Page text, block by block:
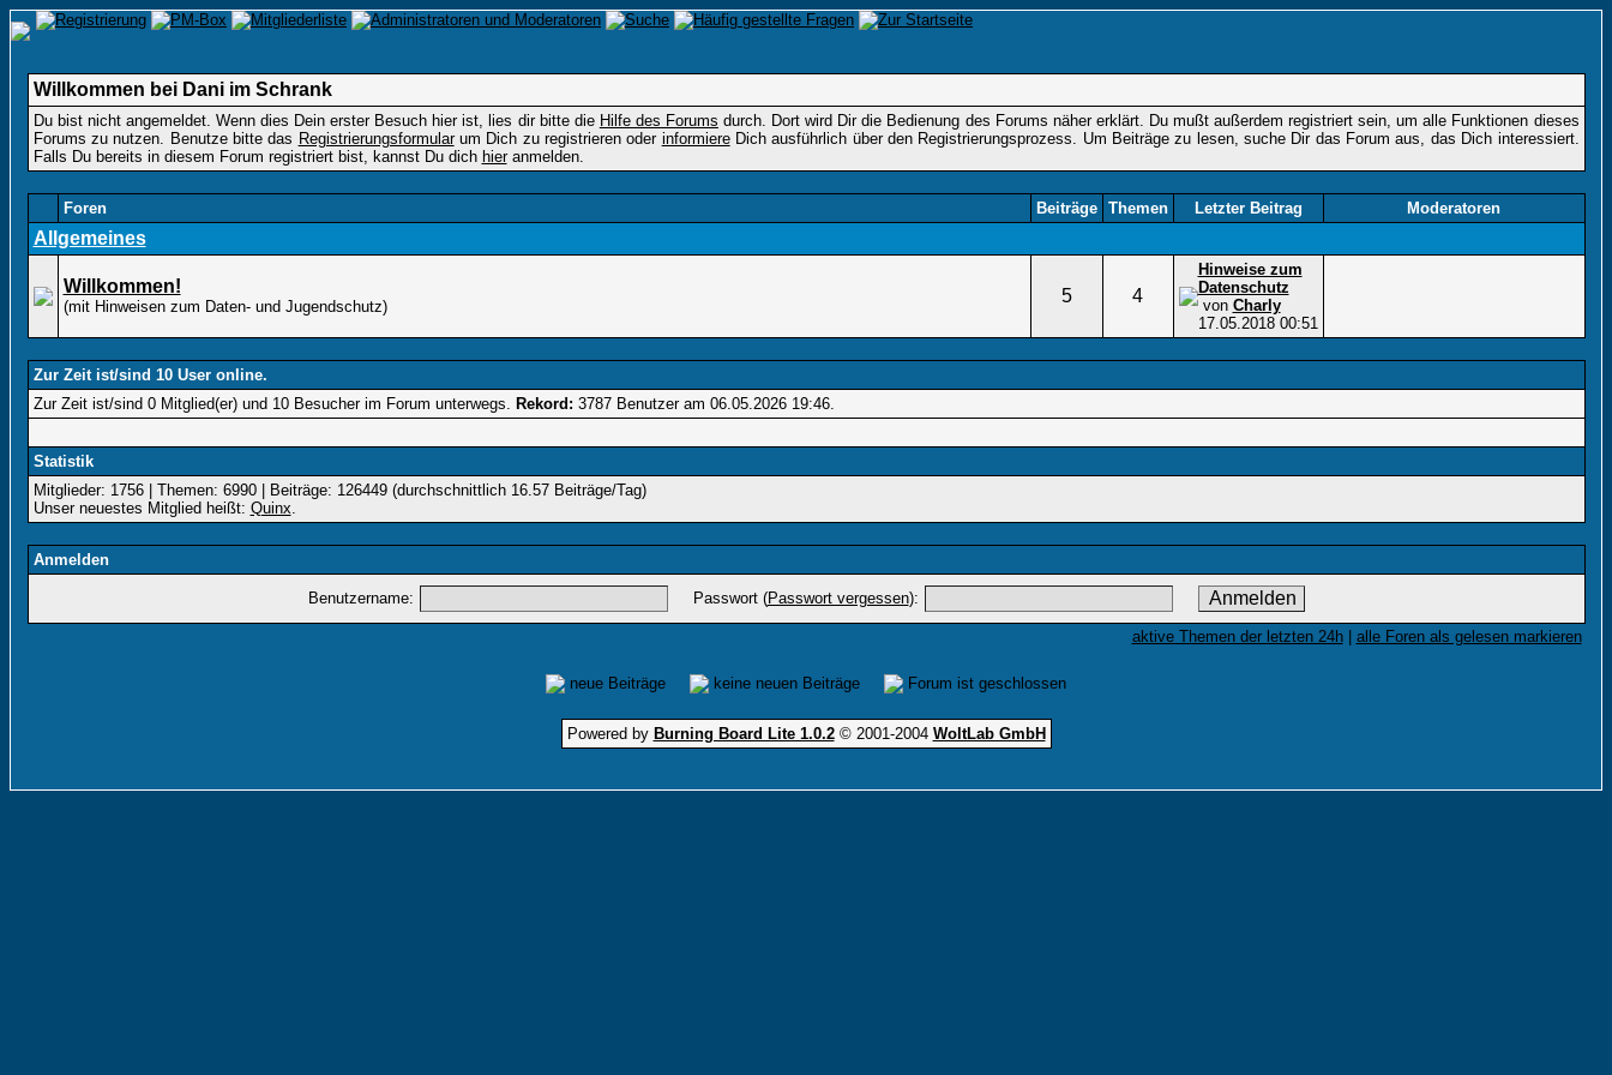
Willkommen bei Dani im Schrank
Du bist nicht angemeldet. Wenn dies Dein erster Besuch hier ist, lies dir bitte die Hilfe des Forums durch. Dort wird Dir die Bedienung des Forums näher erklärt. Du mußt außerdem registriert sein, um alle Funktionen dieses
Forums zu nutzen. Benutze bitte das Registrierungsformularum Dich zu registrieren oder informiereDich ausführlich über den Registrierungsprozess. Um Beiträge zu lesen, suche Dir das Forum aus, das Dich interessiert.
Falls Du bereits in diesem Forum registriert bist, kannst Du dich hieranmelden.
Foren Beiträge Themen Letzter Beitrag Moderatoren
Allgemeines
Willkommen!
(mit Hinweisen zum Daten- und Jugendschutz)
5 4
Hinweise zum
Datenschutz
von Charly
17.05.2018 00:51
Zur Zeit ist/sind 10 User online.
Zur Zeit ist/sind 0 Mitglied(er) und 10 Besucher im Forum unterwegs. Rekord: 3787 Benutzer am 06.05.2026 19:46.
Statistik
Mitglieder: 1756 | Themen: 6990 | Beiträge: 126449 (durchschnittlich 16.57 Beiträge/Tag)
Unser neuestes Mitglied heißt: Quinx.
Anmelden
Benutzername: Passwort (Passwort vergessen):
aktive Themen der letzten 24h| alle Foren als gelesen markieren
neue Beiträge keine neuen Beiträge Forum ist geschlossen
Powered by Burning Board Lite 1.0.2© 2001-2004 WoltLab GmbH